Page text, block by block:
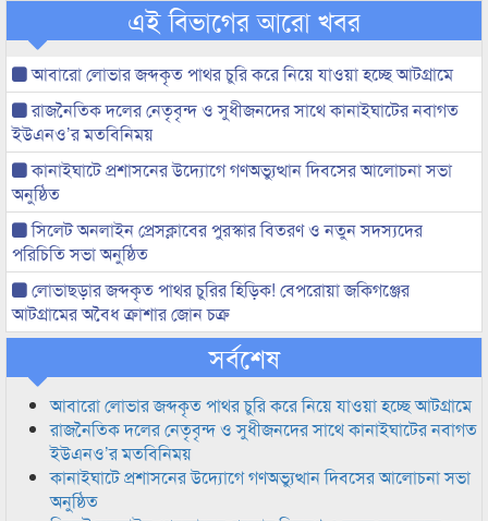
এই বিভাগের আরো খবর
আবারো লোভার জব্দকৃত পাথর চুরি করে নিয়ে যাওয়া হচ্ছে আটগ্রামে
রাজনৈতিক দলের নেতৃবৃন্দ ও সুধীজনদের সাথে কানাইঘাটের নবাগত
ইউএনও’র মতবিনিময়
কানাইঘাটে প্রশাসনের উদ্যোগে গণঅভ্যুত্থান দিবসের আলোচনা সভা
অনুষ্ঠিত
সিলেট অনলাইন প্রেসক্লাবের পুরস্কার বিতরণ ও নতুন সদস্যদের
পরিচিতি সভা অনুষ্ঠিত
লোভাছড়ার জব্দকৃত পাথর চুরির হিড়িক! বেপরোয়া জকিগঞ্জের
আটগ্রামের অবৈধ ক্রাশার জোন চক্র
সর্বশেষ
আবারো লোভার জব্দকৃত পাথর চুরি করে নিয়ে যাওয়া হচ্ছে আটগ্রামে
রাজনৈতিক দলের নেতৃবৃন্দ ও সুধীজনদের সাথে কানাইঘাটের নবাগত
ইউএনও’র মতবিনিময়
কানাইঘাটে প্রশাসনের উদ্যোগে গণঅভ্যুত্থান দিবসের আলোচনা সভা
অনুষ্ঠিত